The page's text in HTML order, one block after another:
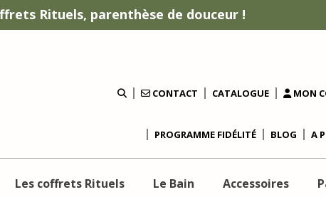
Rituels, parenthèse de douceur !
CONTACT CATALOGUE MON
PROGRAMME FIDÉLITÉ BLOG A
Les coffrets Rituels Le Bain Accessoires